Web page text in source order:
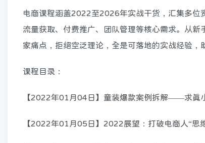
电商课程涵盖2022至2026年实战干货，汇集多位
流量获取、付费推广、团队管理等核心需求。从
家痛点，拒绝空泛理论，全是可落地的实战经验，
课程目录：
【2022年01月04日】童装爆款案例拆解——求真
【2022年01月05日】2022展望：打破电商人“思